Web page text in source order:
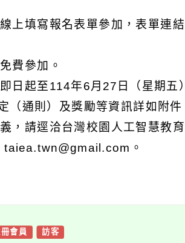
上填寫報名表單參加，表單連
費參加。
起至114年6月27日（星期五
通則）及獎勵等資訊詳如附件
請逕洽台灣校園人工智慧教
。
會員 訪客